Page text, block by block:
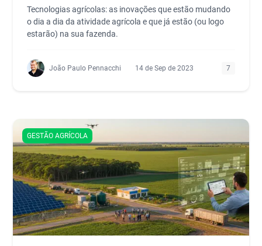
Tecnologias agrícolas: as inovações que estão mudando
o dia a dia da atividade agrícola e que já estão (ou logo
estarão) na sua fazenda.
João Paulo Pennacchi 14 de Sep de 2023 7
GESTÃO AGRÍCOLA